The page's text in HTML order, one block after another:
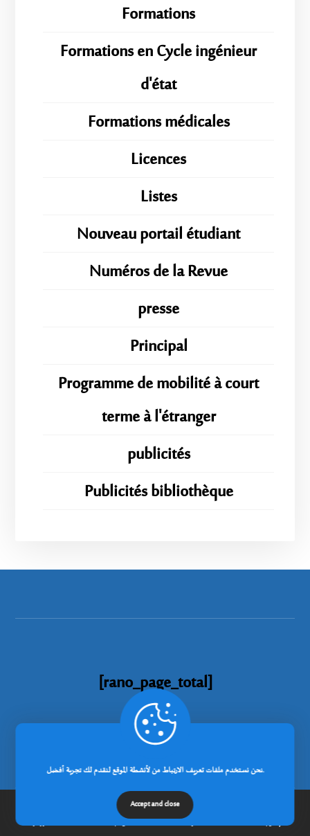
Formations
Formations en Cycle ingénieur
d'état
Formations médicales
Licences
Listes
Nouveau portail étudiant
Numéros de la Revue
presse
Principal
Programme de mobilité à court
terme à l'étranger
publicités
Publicités bibliothèque
[rano_page_total]
الرئيسية عن الجامعة مدونة إتصل بنا
نحن نستخدم ملفات تعريف الارتباط من لأنشطة الموقع لنقدم لك تجربة أفضل.
Accept and close